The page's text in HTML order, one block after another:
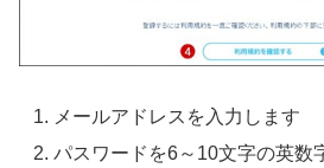
メールアドレスを入力します
パスワードを6～10文字の英数